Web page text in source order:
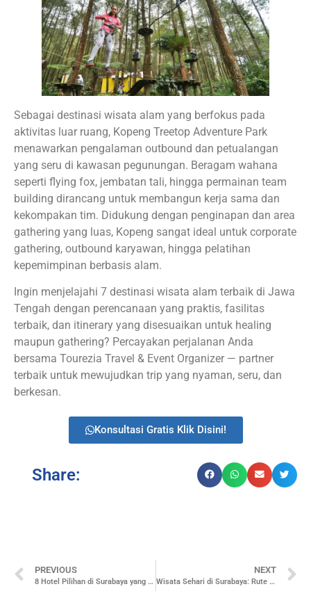
Sebagai destinasi wisata alam yang berfokus pada
aktivitas luar ruang, Kopeng Treetop Adventure Park
menawarkan pengalaman outbound dan petualangan
yang seru di kawasan pegunungan. Beragam wahana
seperti flying fox, jembatan tali, hingga permainan team
building dirancang untuk membangun kerja sama dan
kekompakan tim. Didukung dengan penginapan dan area
gathering yang luas, Kopeng sangat ideal untuk corporate
gathering, outbound karyawan, hingga pelatihan
kepemimpinan berbasis alam.
Ingin menjelajahi 7 destinasi wisata alam terbaik di Jawa
Tengah dengan perencanaan yang praktis, fasilitas
terbaik, dan itinerary yang disesuaikan untuk healing
maupun gathering? Percayakan perjalanan Anda
bersama Tourezia Travel & Event Organizer — partner
terbaik untuk mewujudkan trip yang nyaman, seru, dan
berkesan.
Konsultasi Gratis Klik Disini!
Share:
PREVIOUS
8 Hotel Pilihan di Surabaya yang Cocok untuk Acara Korporat
NEXT
Wisata Sehari di Surabaya: Rute Praktis dan Destinasi Terbaik